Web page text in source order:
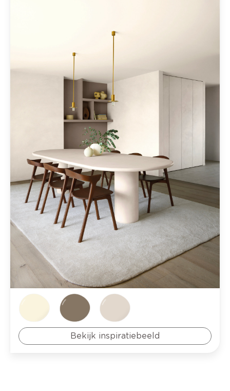
Bekijk inspiratiebeeld